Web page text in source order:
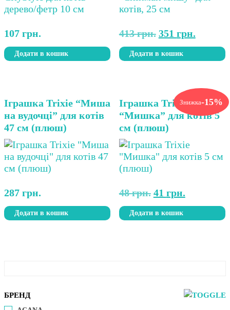
107 грн.
Додати в кошик
413грн. Оригінальна
ціна:
351 грн.
ціна:
Додати в кошик
Іграшка Trixie “Миша
на вудочці” для котів
47 см (плюш)
287 грн.
Додати в кошик
Знижка-15%
Іграшка Trixie
“Мишка” для котів 5
см (плюш)
48грн. Оригінальна
ціна:
41 грн.Поточна
ціна:
Додати в кошик
БРЕНД